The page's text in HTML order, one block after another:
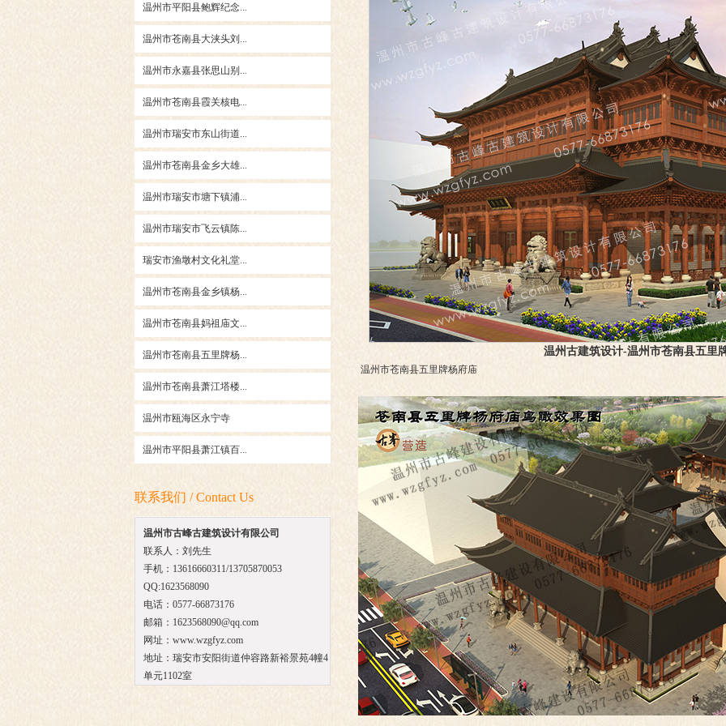
1 2 3
温州市平阳县鲍辉纪念...
温州市苍南县大浃头刘...
温州市永嘉县张思山别...
温州市苍南县霞关核电...
温州市瑞安市东山街道...
温州市苍南县金乡大雄...
温州市瑞安市塘下镇浦...
温州市瑞安市飞云镇陈...
瑞安市渔墩村文化礼堂...
温州市苍南县金乡镇杨...
温州市苍南县妈祖庙文...
温州市苍南县五里牌杨...
温州市苍南县萧江塔楼...
温州市瓯海区永宁寺
温州市平阳县萧江镇百...
联系我们 / Contact Us
温州市古峰古建筑设计有限公司
联系人：刘先生
手机：13616660311/13705870053
QQ:1623568090
电话：0577-66873176
邮箱：1623568090@qq.com
网址：www.wzgfyz.com
地址：瑞安市安阳街道仲容路新裕景苑4幢4
单元1102室
温州古建筑设计-温州市苍南县五里
温州市苍南县五里牌杨府庙